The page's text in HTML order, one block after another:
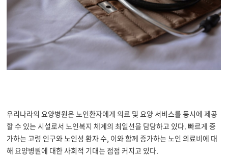
우리나라의 요양병원은 노인환자에게 의료 및 요양 서비스를 동시에 제공
할 수 있는 시설로서 노인복지 체계의 최일선을 담당하고 있다. 빠르게 증
가하는 고령 인구와 노인성 환자 수, 이와 함께 증가하는 노인 의료비에 대
해 요양병원에 대한 사회적 기대는 점점 커지고 있다.